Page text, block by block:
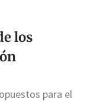
los
para el